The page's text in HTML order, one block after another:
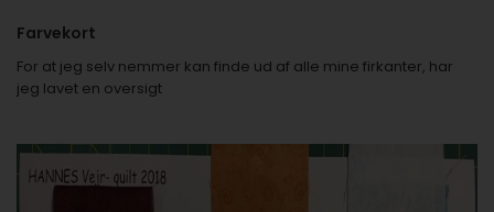
Farvekort
For at jeg selv nemmer kan finde ud af alle mine firkanter, har
jeg lavet en oversigt